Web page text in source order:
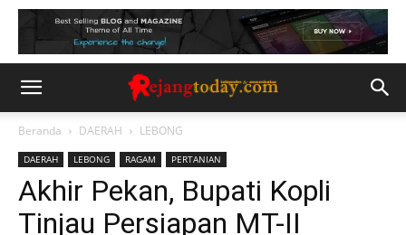
Beranda DAERAH LEBONG
DAERAH LEBONG RAGAM PERTANIAN
Akhir Pekan, Bupati Kopli
Tinjau Persiapan MT-II